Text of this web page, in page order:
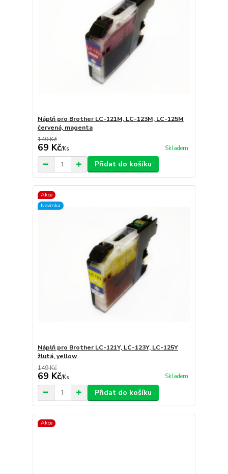
Náplň pro Brother LC-121M, LC-123M, LC-125M
červená, magenta
149 Kč
69 Kč/Ks Skladem
Přidat do košíku
Akce
Novinka
Náplň pro Brother LC-121Y, LC-123Y, LC-125Y
žlutá, yellow
149 Kč
69 Kč/Ks Skladem
Přidat do košíku
Akce